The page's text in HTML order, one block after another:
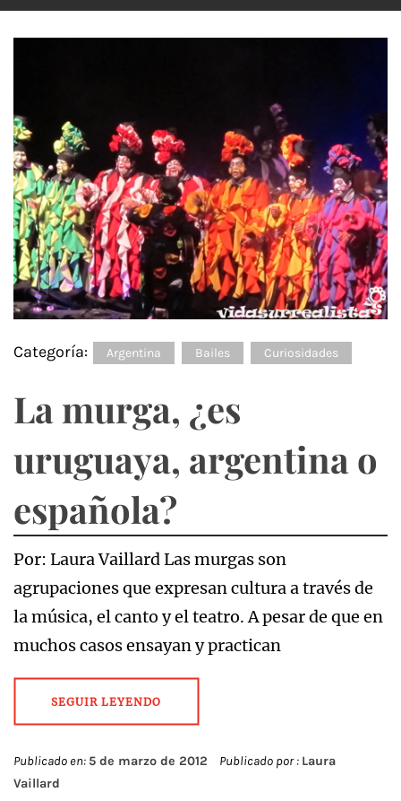
Categoría: Argentina Bailes Curiosidades
La murga, ¿es
uruguaya, argentina o
española?
Por: Laura Vaillard Las murgas son
agrupaciones que expresan cultura a través de
la música, el canto y el teatro. A pesar de que en
muchos casos ensayan y practican
SEGUIR LEYENDO
Publicado en: 5 de marzo de 2012 Publicado por : Laura
Vaillard